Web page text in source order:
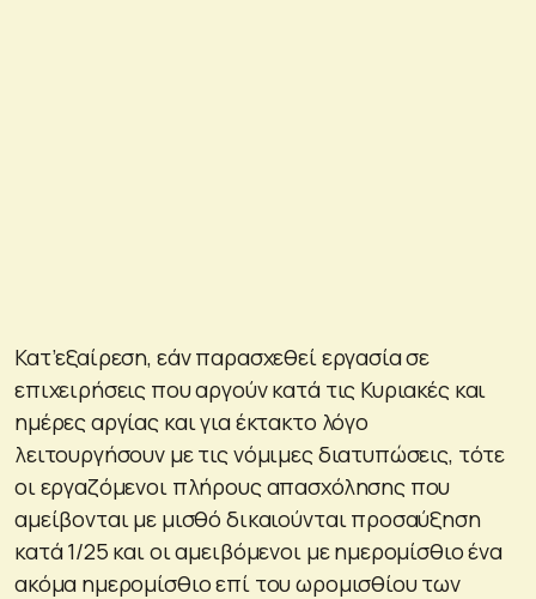
Κατ’εξαίρεση, εάν παρασχεθεί εργασία σε
επιχειρήσεις που αργούν κατά τις Κυριακές και
ημέρες αργίας και για έκτακτο λόγο
λειτουργήσουν με τις νόμιμες διατυπώσεις, τότε
οι εργαζόμενοι πλήρους απασχόλησης που
αμείβονται με μισθό δικαιούνται προσαύξηση
κατά 1/25 και οι αμειβόμενοι με ημερομίσθιο ένα
ακόμα ημερομίσθιο επί του ωρομισθίου των